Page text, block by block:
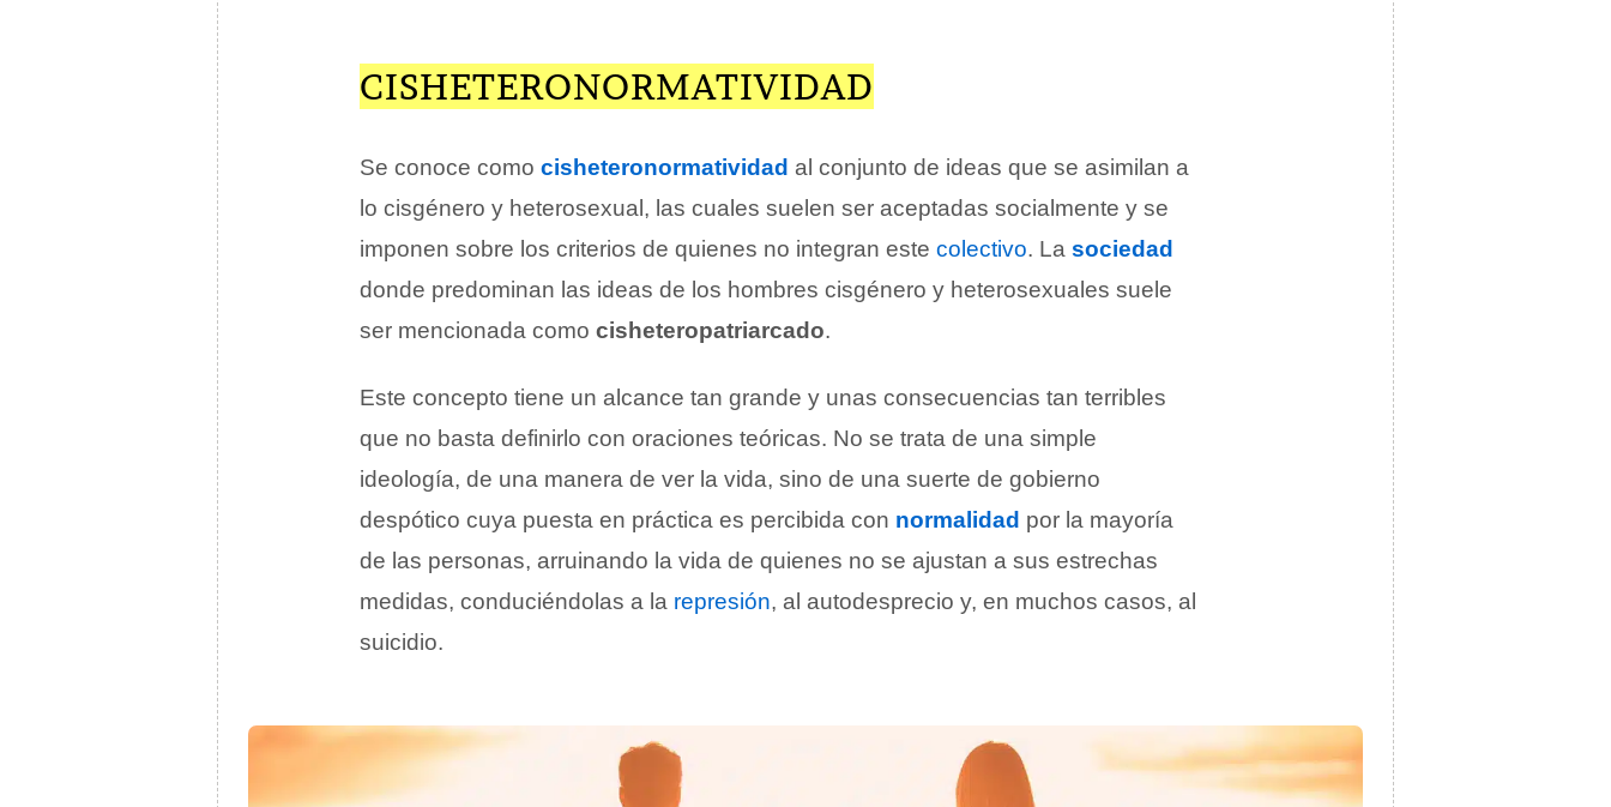
CISHETERONORMATIVIDAD
Se conoce como cisheteronormatividad al conjunto de ideas que se asimilan a
lo cisgénero y heterosexual, las cuales suelen ser aceptadas socialmente y se
imponen sobre los criterios de quienes no integran este colectivo. La sociedad
donde predominan las ideas de los hombres cisgénero y heterosexuales suele
ser mencionada como cisheteropatriarcado.
Este concepto tiene un alcance tan grande y unas consecuencias tan terribles
que no basta definirlo con oraciones teóricas. No se trata de una simple
ideología, de una manera de ver la vida, sino de una suerte de gobierno
despótico cuya puesta en práctica es percibida con normalidad por la mayoría
de las personas, arruinando la vida de quienes no se ajustan a sus estrechas
medidas, conduciéndolas a la represión, al autodesprecio y, en muchos casos, al
suicidio.